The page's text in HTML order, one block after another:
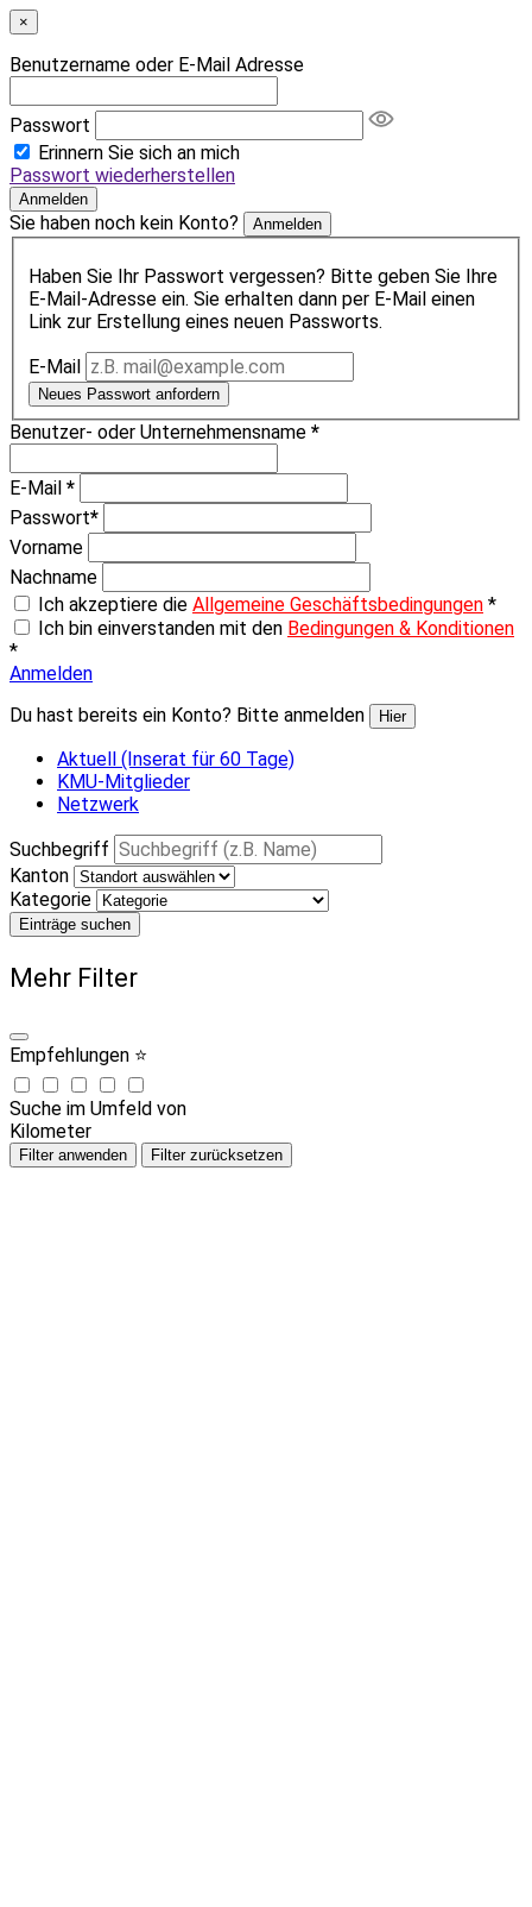
×
Benutzername oder E-Mail Adresse
Passwort
Erinnern Sie sich an mich
Passwort wiederherstellen
Anmelden
Sie haben noch kein Konto? Anmelden
Haben Sie Ihr Passwort vergessen? Bitte geben Sie Ihre
E-Mail-Adresse ein. Sie erhalten dann per E-Mail einen
Link zur Erstellung eines neuen Passworts.
E-Mail
Neues Passwort anfordern
Benutzer- oder Unternehmensname *
E-Mail *
Passwort*
Vorname
Nachname
Ich akzeptiere die Allgemeine Geschäftsbedingungen *
Ich bin einverstanden mit den Bedingungen & Konditionen
*
Anmelden
Du hast bereits ein Konto? Bitte anmelden
Hier
Aktuell (Inserat für 60 Tage)
KMU-Mitglieder
Netzwerk
Suchbegriff
Kanton
Kategorie
Einträge suchen
Mehr Filter
Empfehlungen ⭐
Suche im Umfeld von
Kilometer
Filter anwenden Filter zurücksetzen